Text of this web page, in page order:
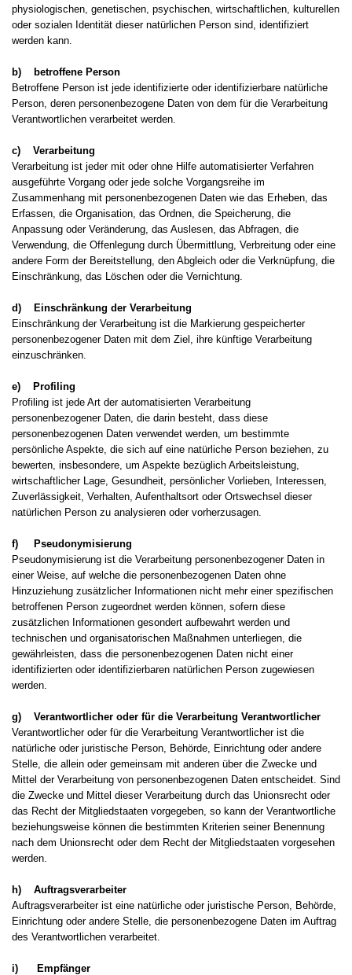
physiologischen, genetischen, psychischen, wirtschaftlichen, kulturellen
oder sozialen Identität dieser natürlichen Person sind, identifiziert
werden kann.
b) betroffene Person
Betroffene Person ist jede identifizierte oder identifizierbare natürliche
Person, deren personenbezogene Daten von dem für die Verarbeitung
Verantwortlichen verarbeitet werden.
c) Verarbeitung
Verarbeitung ist jeder mit oder ohne Hilfe automatisierter Verfahren
ausgeführte Vorgang oder jede solche Vorgangsreihe im
Zusammenhang mit personenbezogenen Daten wie das Erheben, das
Erfassen, die Organisation, das Ordnen, die Speicherung, die
Anpassung oder Veränderung, das Auslesen, das Abfragen, die
Verwendung, die Offenlegung durch Übermittlung, Verbreitung oder eine
andere Form der Bereitstellung, den Abgleich oder die Verknüpfung, die
Einschränkung, das Löschen oder die Vernichtung.
d) Einschränkung der Verarbeitung
Einschränkung der Verarbeitung ist die Markierung gespeicherter
personenbezogener Daten mit dem Ziel, ihre künftige Verarbeitung
einzuschränken.
e) Profiling
Profiling ist jede Art der automatisierten Verarbeitung
personenbezogener Daten, die darin besteht, dass diese
personenbezogenen Daten verwendet werden, um bestimmte
persönliche Aspekte, die sich auf eine natürliche Person beziehen, zu
bewerten, insbesondere, um Aspekte bezüglich Arbeitsleistung,
wirtschaftlicher Lage, Gesundheit, persönlicher Vorlieben, Interessen,
Zuverlässigkeit, Verhalten, Aufenthaltsort oder Ortswechsel dieser
natürlichen Person zu analysieren oder vorherzusagen.
f) Pseudonymisierung
Pseudonymisierung ist die Verarbeitung personenbezogener Daten in
einer Weise, auf welche die personenbezogenen Daten ohne
Hinzuziehung zusätzlicher Informationen nicht mehr einer spezifischen
betroffenen Person zugeordnet werden können, sofern diese
zusätzlichen Informationen gesondert aufbewahrt werden und
technischen und organisatorischen Maßnahmen unterliegen, die
gewährleisten, dass die personenbezogenen Daten nicht einer
identifizierten oder identifizierbaren natürlichen Person zugewiesen
werden.
g) Verantwortlicher oder für die Verarbeitung Verantwortlicher
Verantwortlicher oder für die Verarbeitung Verantwortlicher ist die
natürliche oder juristische Person, Behörde, Einrichtung oder andere
Stelle, die allein oder gemeinsam mit anderen über die Zwecke und
Mittel der Verarbeitung von personenbezogenen Daten entscheidet. Sind
die Zwecke und Mittel dieser Verarbeitung durch das Unionsrecht oder
das Recht der Mitgliedstaaten vorgegeben, so kann der Verantwortliche
beziehungsweise können die bestimmten Kriterien seiner Benennung
nach dem Unionsrecht oder dem Recht der Mitgliedstaaten vorgesehen
werden.
h) Auftragsverarbeiter
Auftragsverarbeiter ist eine natürliche oder juristische Person, Behörde,
Einrichtung oder andere Stelle, die personenbezogene Daten im Auftrag
des Verantwortlichen verarbeitet.
i) Empfänger